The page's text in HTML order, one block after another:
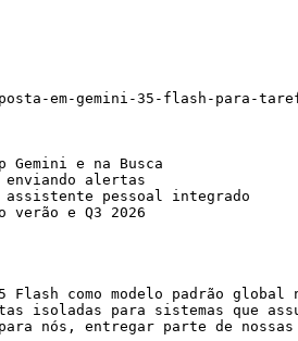
em-gemini-35-flash-para-
Gemini e na Busca
enviando alertas
pessoal integrado
e Q3 2026
como modelo padrão global
para sistemas que
nós, entregar parte de